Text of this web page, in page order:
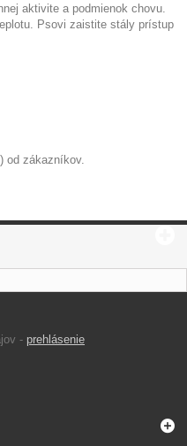
aktivite a podmienok chovu.
Psovi zaistite stály prístup
od zákazníkov.
- prehlásenie